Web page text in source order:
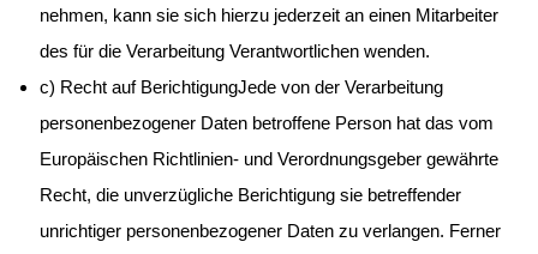
nehmen, kann sie sich hierzu jederzeit an einen Mitarbeiter
des für die Verarbeitung Verantwortlichen wenden.
c) Recht auf BerichtigungJede von der Verarbeitung
personenbezogener Daten betroffene Person hat das vom
Europäischen Richtlinien- und Verordnungsgeber gewährte
Recht, die unverzügliche Berichtigung sie betreffender
unrichtiger personenbezogener Daten zu verlangen. Ferner